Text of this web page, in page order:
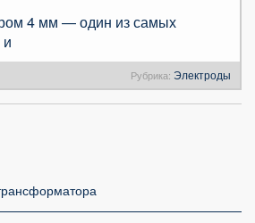
4 мм — один из самых
Рубрика: Электроды